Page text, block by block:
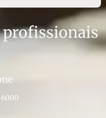
profissionais
6000